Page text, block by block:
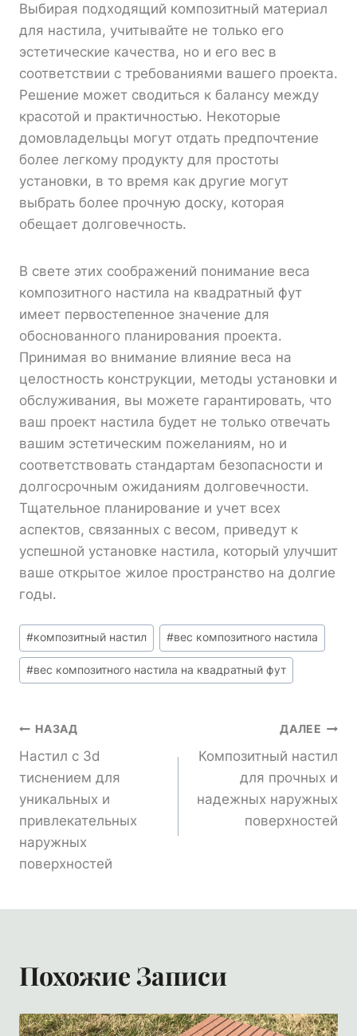
Выбирая подходящий композитный материал
для настила, учитывайте не только его
эстетические качества, но и его вес в
соответствии с требованиями вашего проекта.
Решение может сводиться к балансу между
красотой и практичностью. Некоторые
домовладельцы могут отдать предпочтение
более легкому продукту для простоты
установки, в то время как другие могут
выбрать более прочную доску, которая
обещает долговечность.
В свете этих соображений понимание веса
композитного настила на квадратный фут
имеет первостепенное значение для
обоснованного планирования проекта.
Принимая во внимание влияние веса на
целостность конструкции, методы установки и
обслуживания, вы можете гарантировать, что
ваш проект настила будет не только отвечать
вашим эстетическим пожеланиям, но и
соответствовать стандартам безопасности и
долгосрочным ожиданиям долговечности.
Тщательное планирование и учет всех
аспектов, связанных с весом, приведут к
успешной установке настила, который улучшит
ваше открытое жилое пространство на долгие
годы.
Метки
записи:
#композитный настил #вес композитного настила
#вес композитного настила на квадратный фут
Навигация
По
Записям
НАЗАД
Настил с 3d
тиснением для
уникальных и
привлекательных
наружных
поверхностей
ДАЛЕЕ
Композитный настил
для прочных и
надежных наружных
поверхностей
Похожие Записи